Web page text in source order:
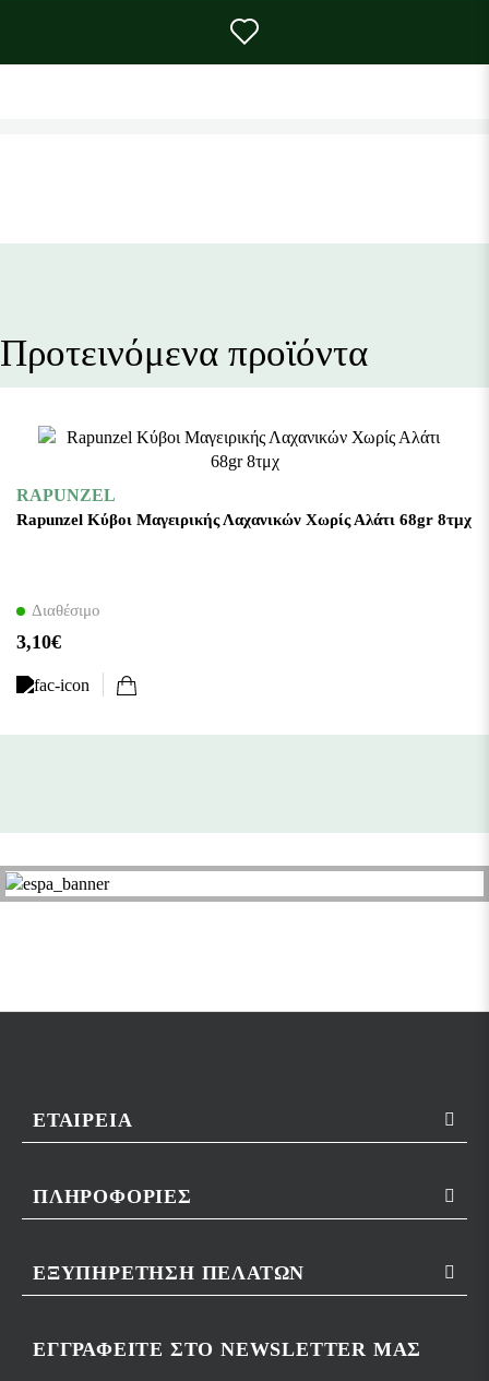
Πιστοποίηση: AT-402
Προτεινόμενα προϊόντα
RAPUNZEL
Rapunzel Κύβοι Μαγειρικής Λαχανικών Χωρίς Αλάτι 68gr 8τμχ
Διαθέσιμο
3,10€
ΕΤΑΙΡΕΊΑ
ΠΛΗΡΟΦΟΡΊΕΣ
ΕΞΥΠΗΡΈΤΗΣΗ ΠΕΛΑΤΏΝ
ΕΓΓΡΑΦΕΊΤΕ ΣΤΟ NEWSLETTER ΜΑΣ